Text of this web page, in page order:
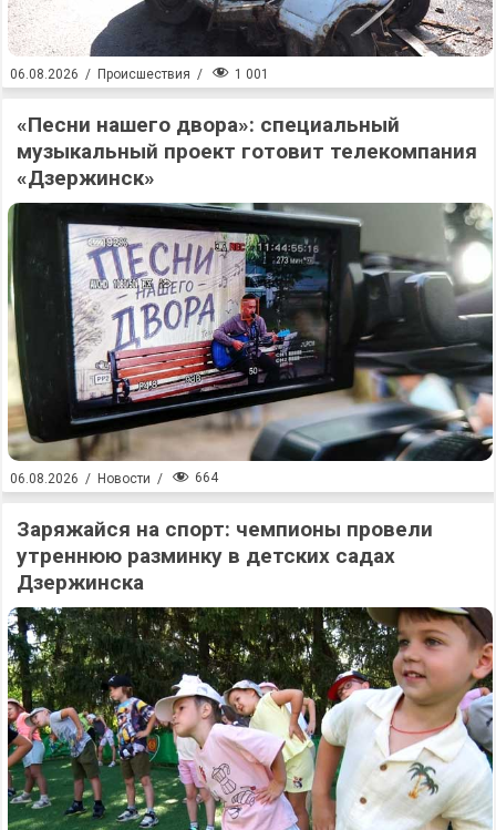
06.08.2026 / Происшествия / 1 001
«Песни нашего двора»: специальный
музыкальный проект готовит телекомпания
«Дзержинск»
06.08.2026 / Новости / 664
Заряжайся на спорт: чемпионы провели
утреннюю разминку в детских садах
Дзержинска